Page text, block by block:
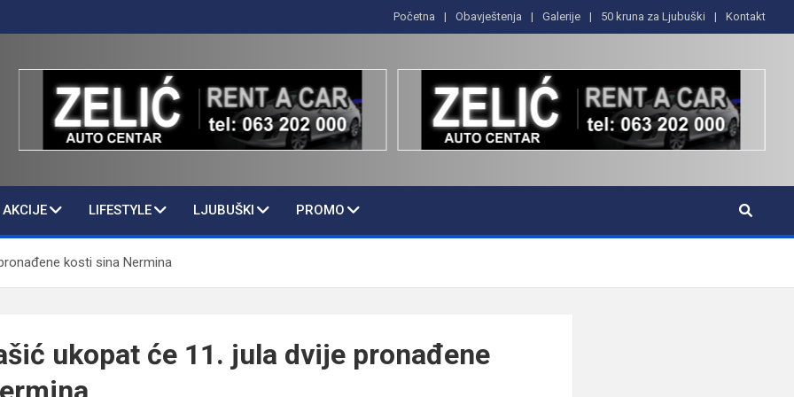
Početna Obavještenja Galerije 50 kruna za Ljubuški Kontakt
LIFESTYLE LJUBUŠKI PROMO
kosti sina Nermina
ukopat će 11. jula dvije pronađene